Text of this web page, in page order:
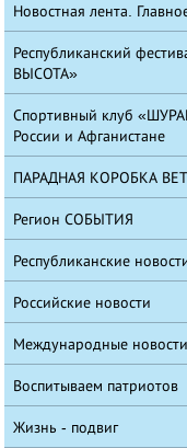
Новостная лента.
Республиканский
ВЫСОТА»
Спортивный клуб
России и Афганистане
ПАРАДНАЯ КОРОБКА
Регион СОБЫТИЯ
Республиканские
Российские новости
Международные новости
Воспитываем патриотов
Жизнь - подвиг